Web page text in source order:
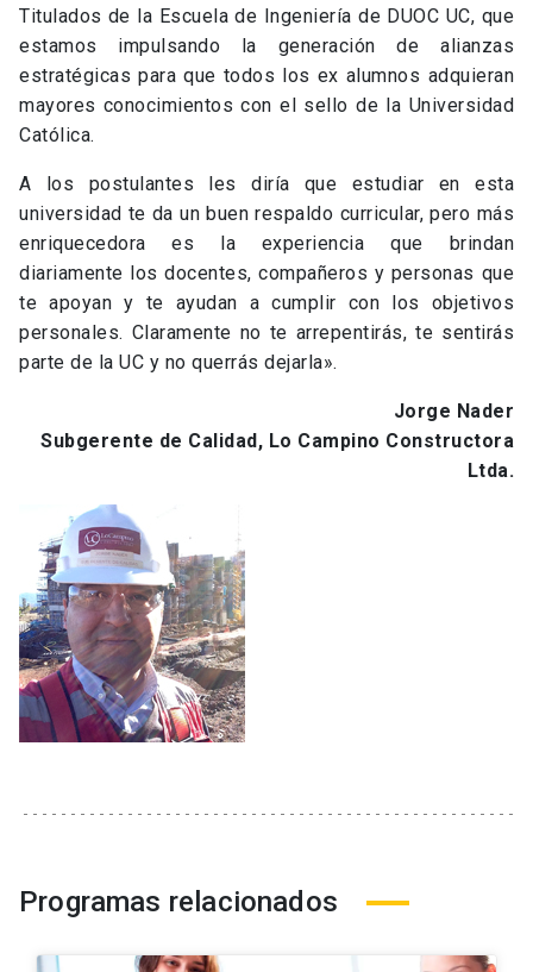
Titulados de la Escuela de Ingeniería de DUOC UC, que
estamos impulsando la generación de alianzas
estratégicas para que todos los ex alumnos adquieran
mayores conocimientos con el sello de la Universidad
Católica.
A los postulantes les diría que estudiar en esta
universidad te da un buen respaldo curricular, pero más
enriquecedora es la experiencia que brindan
diariamente los docentes, compañeros y personas que
te apoyan y te ayudan a cumplir con los objetivos
personales. Claramente no te arrepentirás, te sentirás
parte de la UC y no querrás dejarla».
Jorge Nader
Subgerente de Calidad, Lo Campino Constructora
Ltda.
Programas relacionados